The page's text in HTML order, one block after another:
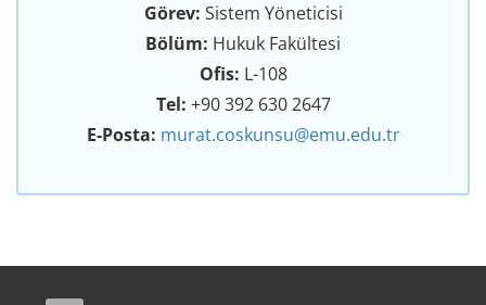
Görev: Sistem Yöneticisi
Bölüm: Hukuk Fakültesi
Ofis: L-108
Tel: +90 392 630 2647
E-Posta: murat.coskunsu@emu.edu.tr